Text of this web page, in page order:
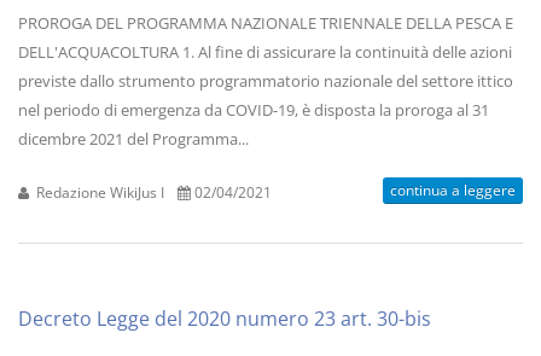
PROROGA DEL PROGRAMMA NAZIONALE TRIENNALE DELLA PESCA E
DELL'ACQUACOLTURA 1. Al fine di assicurare la continuità delle azioni
previste dallo strumento programmatorio nazionale del settore ittico
nel periodo di emergenza da COVID-19, è disposta la proroga al 31
dicembre 2021 del Programma...
Redazione WikiJus I 02/04/2021 continua a leggere
Decreto Legge del 2020 numero 23 art. 30-bis